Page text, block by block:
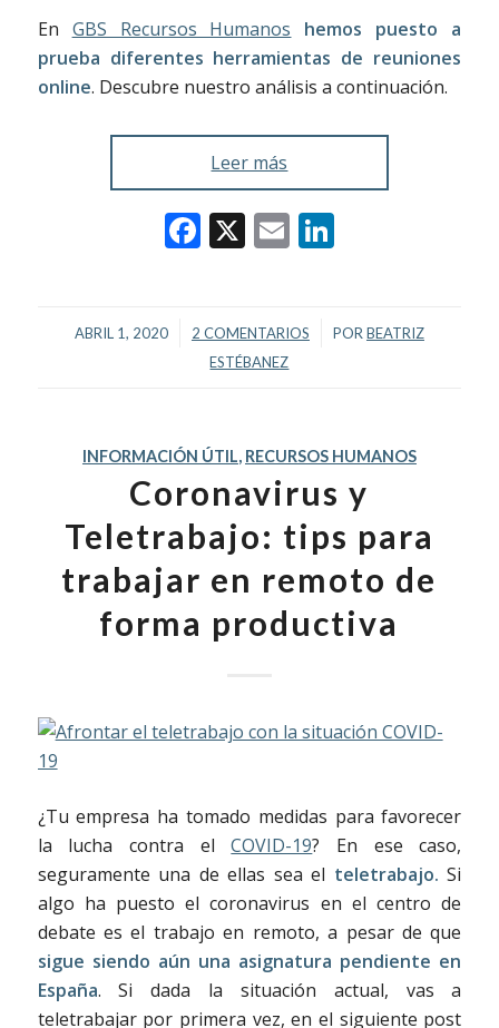
En GBS Recursos Humanos
hemos puesto a
prueba diferentes herramientas de reuniones
online. Descubre nuestro análisis a continuación.
Leer más
Facebook
X EmailLinkedIn
ABRIL 1, 2020
/ 2 COMENTARIOS
/ POR BEATRIZ
ESTÉBANEZ
INFORMACIÓN ÚTIL, RECURSOS HUMANOS
Coronavirus y
Teletrabajo: tips para
trabajar en remoto de
forma productiva
¿Tu empresa ha tomado medidas para favorecer
la lucha contra elCOVID-19? En ese caso,
seguramente una de ellas sea el teletrabajo. Si
algo ha puesto el coronavirus en el centro de
debate es el trabajo en remoto, a pesar de que
sigue siendo aún una asignatura pendiente en
España. Si dada la situación actual, vas a
teletrabajar por primera vez, en el siguiente post